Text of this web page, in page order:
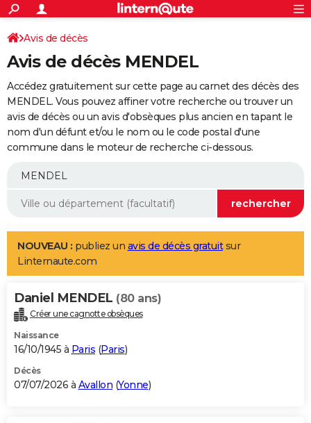
ACTUALITÉS
Politique
Société
Faits Divers
Education
Monde
Villes
+
SPORT
Coupe du monde 2026
Football
Tennis
Cyclisme
Rugby
Forum
Programme TV
TNT
Streaming
Cinéma
Sorties cinéma
Musique
+
FINANCE
Retraite
Epargne
Immobilier
Risques naturels par ville
Banque
Assurance
AUTO
Essais
Réserver un essai
Citadines
Berlines
SUV
Forum auto
+
Mobiles
Meilleur smartphone
Internet
Ordinateurs
Jeux vidéo
Guide high-tech
Aménagement intérieur
LIFESTYLE
Art de vivre
Bien-être
Loisirs
Mode
Modes de vie
Alimentation
Guide de la santé
Maladies
Médicaments
Sommeil
VOYAGE
Destinations
City break
Voyage nature
Voyage de noces
Forum
Climat
+PHOTO
GUIDES D'ACHAT
BONS PLANS
Avis de décès
Avis de décès MENDEL
Accédez gratuitement sur cette page au carnet des décès des
MENDEL. Vous pouvez affiner votre recherche ou trouver un
avis de décès ou un avis d'obsèques plus ancien en tapant le
nom d'un défunt et/ou le nom ou le code postal d'une
commune dans le moteur de recherche ci-dessous.
NOUVEAU : publiez un avis de décès gratuitsur
Linternaute.com
Daniel MENDEL (80 ans)
Créer une cagnotte obsèques
Naissance
16/10/1945 à Paris (Paris)
Décès
07/07/2026 à Avallon (Yonne)